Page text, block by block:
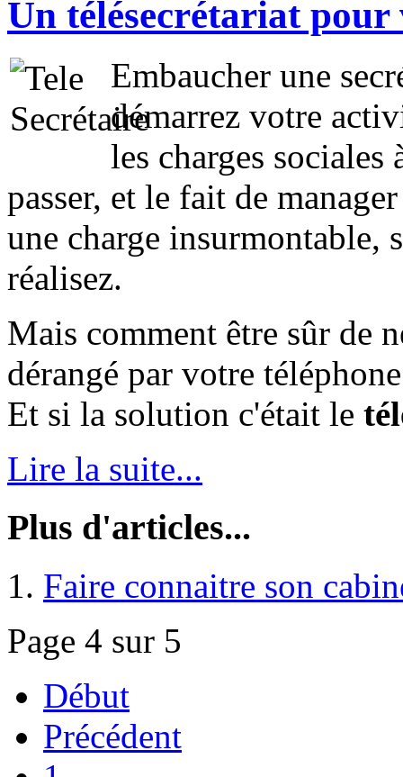
Un télésecrétariat
Embaucher une
démarrez votre
les charges sociales
passer, et le fait de
une charge insurmontable,
réalisez.
Mais comment être sûr de
dérangé par votre
Et si la solution c'était le
Lire la suite...
Plus d'articles...
Faire connaitre son
Page 4 sur 5
Début
Précédent